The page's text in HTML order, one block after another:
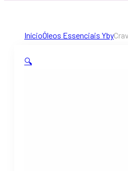
InícioÓleos Essenciais Yby
🔍